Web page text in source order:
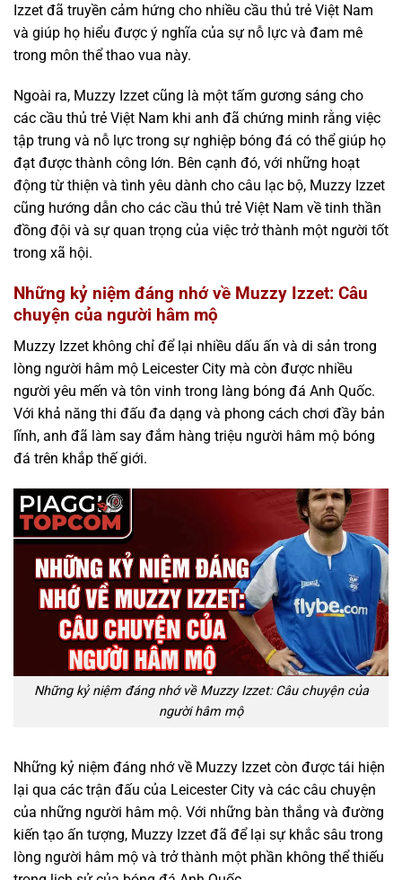
Izzet đã truyền cảm hứng cho nhiều cầu thủ trẻ Việt Nam
và giúp họ hiểu được ý nghĩa của sự nỗ lực và đam mê
trong môn thể thao vua này.
Ngoài ra, Muzzy Izzet cũng là một tấm gương sáng cho
các cầu thủ trẻ Việt Nam khi anh đã chứng minh rằng việc
tập trung và nỗ lực trong sự nghiệp bóng đá có thể giúp họ
đạt được thành công lớn. Bên cạnh đó, với những hoạt
động từ thiện và tình yêu dành cho câu lạc bộ, Muzzy Izzet
cũng hướng dẫn cho các cầu thủ trẻ Việt Nam về tinh thần
đồng đội và sự quan trọng của việc trở thành một người tốt
trong xã hội.
Những kỷ niệm đáng nhớ về Muzzy Izzet: Câu
chuyện của người hâm mộ
Muzzy Izzet không chỉ để lại nhiều dấu ấn và di sản trong
lòng người hâm mộ Leicester City mà còn được nhiều
người yêu mến và tôn vinh trong làng bóng đá Anh Quốc.
Với khả năng thi đấu đa dạng và phong cách chơi đầy bản
lĩnh, anh đã làm say đắm hàng triệu người hâm mộ bóng
đá trên khắp thế giới.
Những kỷ niệm đáng nhớ về Muzzy Izzet: Câu chuyện của
người hâm mộ
Những kỷ niệm đáng nhớ về Muzzy Izzet còn được tái hiện
lại qua các trận đấu của Leicester City và các câu chuyện
của những người hâm mộ. Với những bàn thắng và đường
kiến tạo ấn tượng, Muzzy Izzet đã để lại sự khắc sâu trong
lòng người hâm mộ và trở thành một phần không thể thiếu